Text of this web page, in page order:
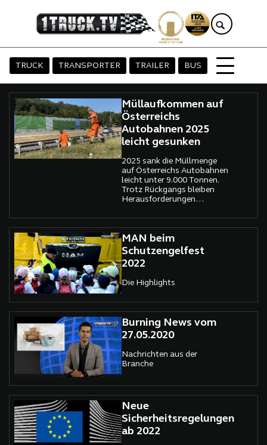
TRUCK TRANSPORTER TRAILER BUS
Müllaufkommen auf
Österreichs
Autobahnen 2025
leicht gesunken
2025 sank die Müllmenge
auf Österreichs Autobahnen
leicht unter 9.000 Tonnen.
Trotz Rückgangs bleiben
Herausforderungen
der manuellen
Müllsammlung.
MAN beim
Schutzengelfest
2022
Die Highlights
Burning News vom
27.05.2020
Nachrichten aus der
Branche
Neue
Sicherheitsregelungen
ab 2022